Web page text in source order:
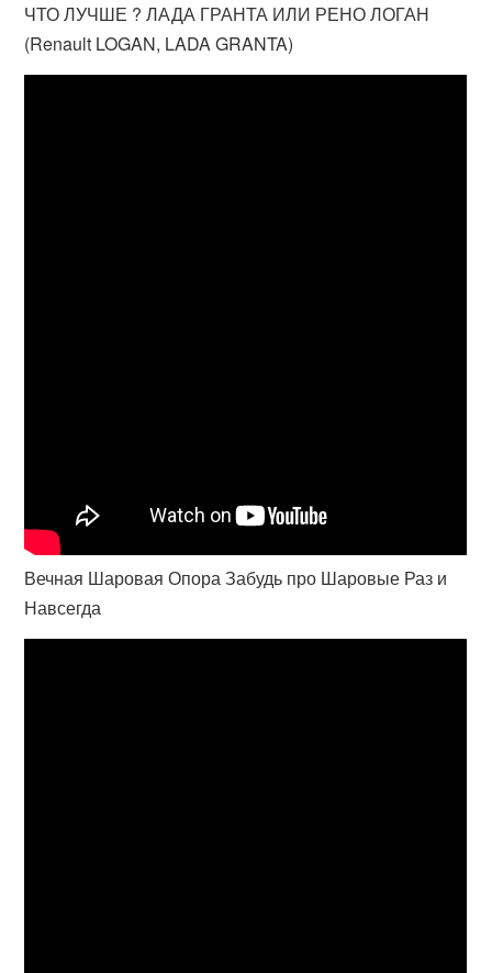
ЧТО ЛУЧШЕ ? ЛАДА ГРАНТА ИЛИ РЕНО ЛОГАН
(Renault LOGAN, LADA GRANTA)
Вечная Шаровая Опора Забудь про Шаровые Раз и
Навсегда